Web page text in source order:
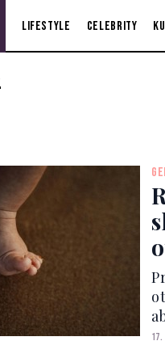
Lifestyle Celebrity